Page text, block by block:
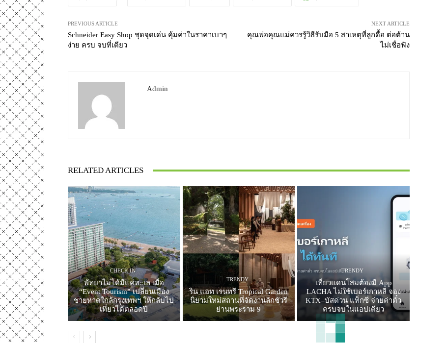
PREVIOUS ARTICLE
Schneider Easy Shop ชุดจุดเด่น คุ้มค่าในราคาเบาๆ
ง่าย ครบ จบที่เดียว
NEXT ARTICLE
คุณพ่อคุณแม่ควรรู้วิธีรับมือ 5 สาเหตุที่ลูกดื้อ ต่อต้าน
ไม่เชื่อฟัง
Admin
RELATED ARTICLES
CHECK IN
พัทยาไม่ได้มีแค่ทะเล เมื่อ
“Event Tourism” เปลี่ยนเมือง
ชายหาดใกล้กรุงเทพฯ ให้กลับไป
เที่ยวได้ตลอดปี
TRENDY
ริน แอท เรนทรี Tropical Garden
นิยามใหม่สถานที่จัดงานลักชัวรี
ย่านพระราม 9
TRENDY
เที่ยวแดนโสมต้องมี App
LACHA ไม่ใช้เบอร์เกาหลี จอง
KTX–บัสด่วน แท็กซี่ จ่ายค่าตั๋ว
ครบจบในแอปเดียว